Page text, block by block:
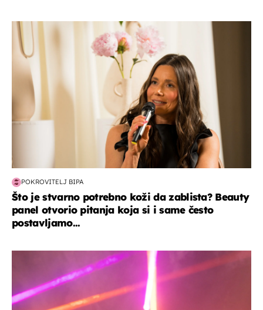
moda & ljepota
POKROVITELJ BIPA
Što je stvarno potrebno koži da zablista? Beauty
panel otvorio pitanja koja si i same često
postavljamo...